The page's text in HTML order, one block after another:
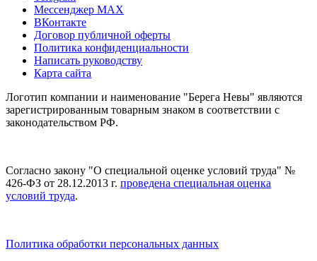
Мессенджер MAX
ВКонтакте
Договор публичной оферты
Политика конфиденциальности
Написать руководству
Карта сайта
Логотип компании и наименование "Берега Невы" являются
зарегистрированным товарным знаком в соответствии с
законодательством РФ.
Согласно закону "О специальной оценке условий труда" №
426-ФЗ от 28.12.2013 г. проведена специальная оценка
условий труда.
Политика обработки персональных данных